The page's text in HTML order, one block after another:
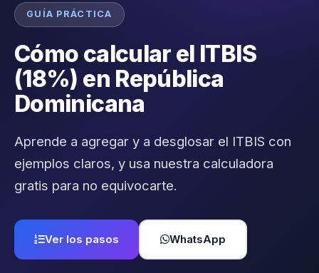
GUÍA PRÁCTICA
Cómo calcular el ITBIS
(18%) en República
Dominicana
Aprende a agregar y a desglosar el ITBIS con
ejemplos claros, y usa nuestra calculadora
gratis para no equivocarte.
Ver los pasos WhatsApp